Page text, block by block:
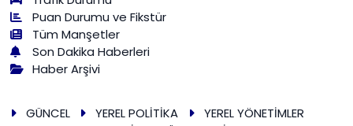
Puan Durumu ve Fikstür
Tüm Manşetler
Son Dakika Haberleri
Haber Arşivi
GÜNCEL YEREL POLİTİKA
YEREL YÖNETİMLER